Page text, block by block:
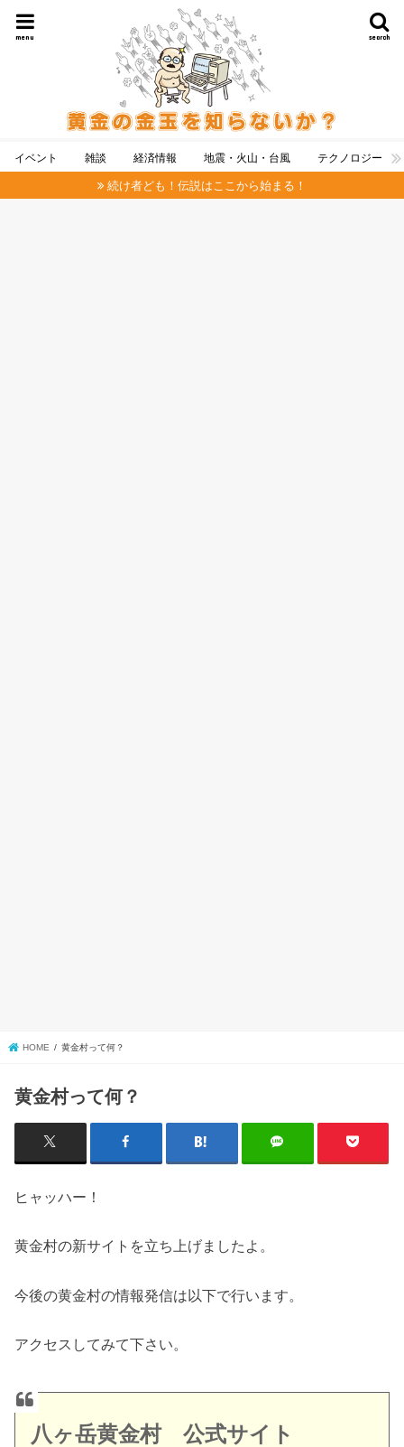
search
menu
イベント 雑談 経済情報 地震・火山・台風 テクノロジー
続け者ども！伝説はここから始まる！
HOME 黄金村って何？
黄金村って何？
ヒャッハー！
黄金村の新サイトを立ち上げましたよ。
今後の黄金村の情報発信は以下で行います。
アクセスしてみて下さい。
八ヶ岳黄金村 公式サイト